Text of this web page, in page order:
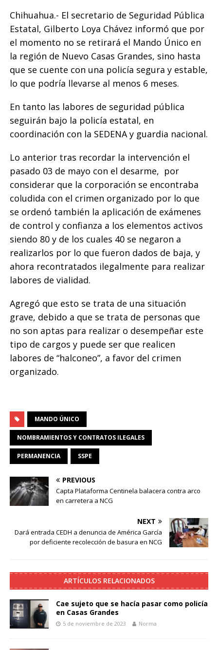
o
k
p e
r
k r
Chihuahua.- El secretario de Seguridad Pública
Estatal, Gilberto Loya Chávez informó que por
el momento no se retirará el Mando Único en
la región de Nuevo Casas Grandes, sino hasta
que se cuente con una policía segura y estable,
lo que podría llevarse al menos 6 meses.
En tanto las labores de seguridad pública
seguirán bajo la policía estatal, en
coordinación con la SEDENA y guardia nacional.
Lo anterior tras recordar la intervención el
pasado 03 de mayo con el desarme, por
considerar que la corporación se encontraba
coludida con el crimen organizado por lo que
se ordenó también la aplicación de exámenes
de control y confianza a los elementos activos
siendo 80 y de los cuales 40 se negaron a
realizarlos por lo que fueron dados de baja, y
ahora recontratados ilegalmente para realizar
labores de vialidad.
Agregó que esto se trata de una situación
grave, debido a que se trata de personas que
no son aptas para realizar o desempeñar este
tipo de cargos y puede ser que realicen
labores de “halconeo”, a favor del crimen
organizado.
MANDO ÚNICO
NOMBRAMIENTOS Y CONTRATOS ILEGALES
PERMANENCIA SSPE
PREVIOUS
Capta Plataforma Centinela balacera contra arco
en carretera a NCG
NEXT
Dará entrada CEDH a denuncia de América García
por deficiente recolección de basura en NCG
ARTÍCULOS RELACIONADOS
Cae sujeto que se hacía pasar como policía
en Casas Grandes
5 de noviembre de 2023 Norma